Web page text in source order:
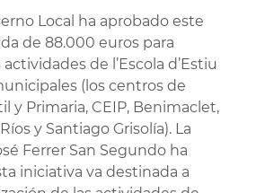
Local ha aprobado este
de 88.000 euros para
de l’Escola d’Estiu
(los centros de
y Primaria, CEIP, Benimaclet,
y Santiago Grisolía). La
Ferrer San Segundo ha
iniciativa va destinada a